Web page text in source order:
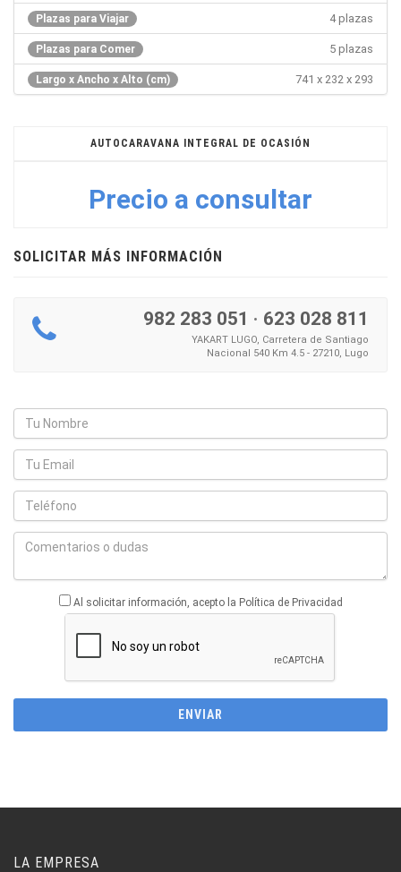
Plazas para Viajar 4 plazas
Plazas para Comer 5 plazas
Largo x Ancho x Alto (cm) 741 x 232 x 293
AUTOCARAVANA INTEGRAL DE OCASIÓN
Precio a consultar
SOLICITAR MÁS INFORMACIÓN
982 283 051 · 623 028 811
YAKART LUGO, Carretera de Santiago
Nacional 540 Km 4.5 - 27210, Lugo
Al solicitar información, acepto la Política de Privacidad
LA EMPRESA